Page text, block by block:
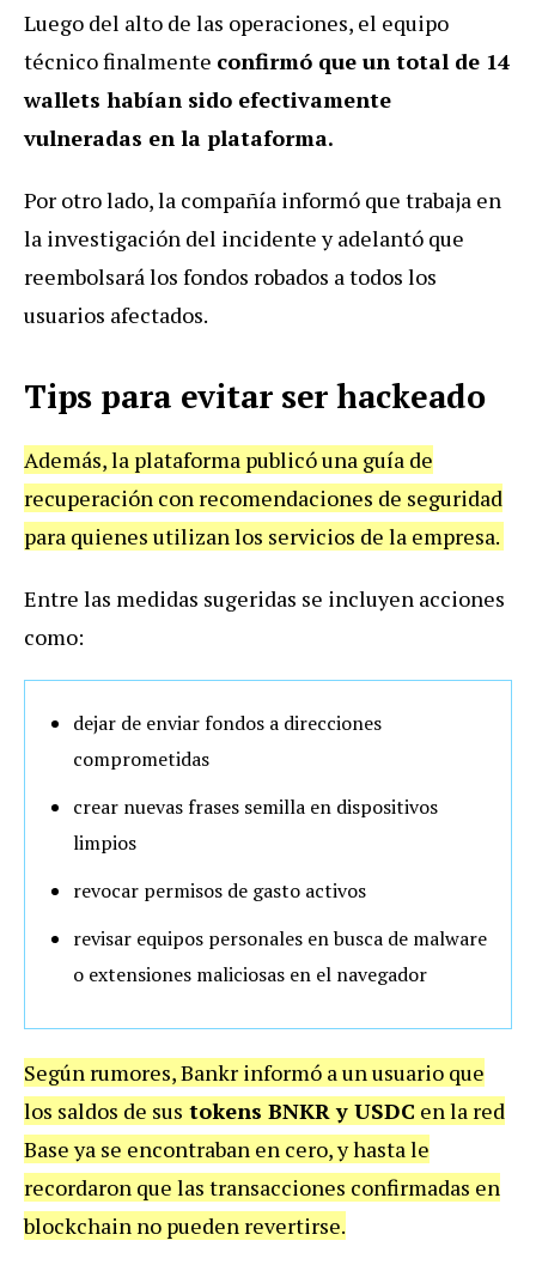
Luego del alto de las operaciones, el equipo
técnico finalmente confirmó que un total de 14
wallets habían sido efectivamente
vulneradas en la plataforma.
Por otro lado, la compañía informó que trabaja en
la investigación del incidente y adelantó que
reembolsará los fondos robados a todos los
usuarios afectados.
Tips para evitar ser hackeado
Además, la plataforma publicó una guía de
recuperación con recomendaciones de seguridad
para quienes utilizan los servicios de la empresa.
Entre las medidas sugeridas se incluyen acciones
como:
dejar de enviar fondos a direcciones
comprometidas
crear nuevas frases semilla en dispositivos
limpios
revocar permisos de gasto activos
revisar equipos personales en busca de malware
o extensiones maliciosas en el navegador
Según rumores, Bankr informó a un usuario que
los saldos de sus tokens BNKR y USDC en la red
Base ya se encontraban en cero, y hasta le
recordaron que las transacciones confirmadas en
blockchain no pueden revertirse.